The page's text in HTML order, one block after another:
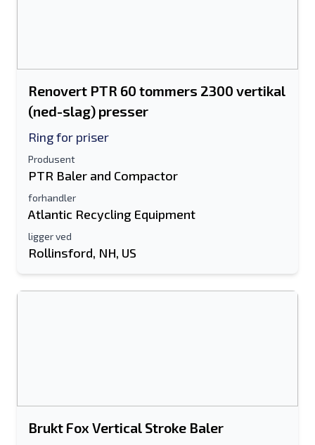
Renovert PTR 60 tommers 2300 vertikal
(ned-slag) presser
Ring for priser
Produsent
PTR Baler and Compactor
forhandler
Atlantic Recycling Equipment
ligger ved
Rollinsford, NH, US
Brukt Fox Vertical Stroke Baler